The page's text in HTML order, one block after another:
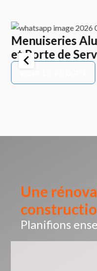
Menuiseries
et Porte de
Une
Planifions